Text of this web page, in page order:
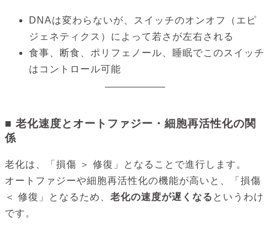
DNAは変わらないが、スイッチのオンオフ（エピ
ジェネティクス）によって若さが左右される
食事、断食、ポリフェノール、睡眠でこのスイッチ
はコントロール可能
■ 老化速度とオートファジー・細胞再活性化の関
係
老化は、「損傷 ＞ 修復」となることで進行します。
オートファジーや細胞再活性化の機能が高いと、「損傷
＜ 修復」となるため、 老化の速度が遅くなる というわけ
です。